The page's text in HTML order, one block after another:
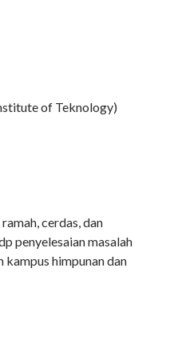
of Teknology)
cerdas, dan
penyelesaian masalah
himpunan dan